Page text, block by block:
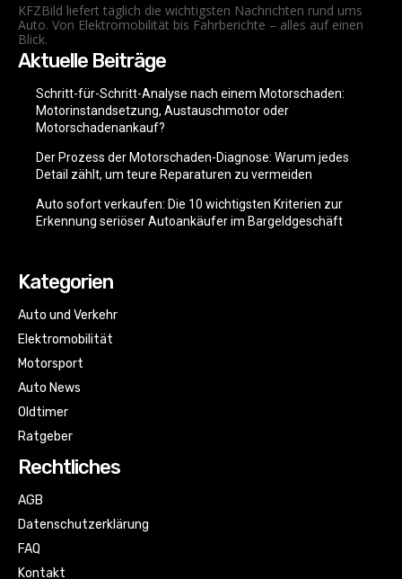
KFZBild liefert täglich die wichtigsten Nachrichten rund ums
Auto. Von Elektromobilität bis Fahrberichte – alles auf einen
Blick.
Aktuelle Beiträge
Schritt-für-Schritt-Analyse nach einem Motorschaden:
Motorinstandsetzung, Austauschmotor oder
Motorschadenankauf?
Der Prozess der Motorschaden-Diagnose: Warum jedes
Detail zählt, um teure Reparaturen zu vermeiden
Auto sofort verkaufen: Die 10 wichtigsten Kriterien zur
Erkennung seriöser Autoankäufer im Bargeldgeschäft
Kategorien
Auto und Verkehr
Elektromobilität
Motorsport
Auto News
Oldtimer
Ratgeber
Rechtliches
AGB
Datenschutzerklärung
FAQ
Kontakt